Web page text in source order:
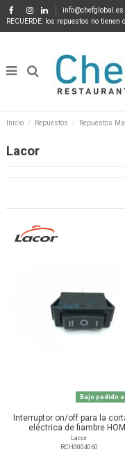
info@chefglobal.es
RECUERDE: los repuestos no
Inicio Repuestos Repuestos
Lacor
Bajo pedido
Interruptor on/off para la
eléctrica de fiambre
Lacor
RCH0004060